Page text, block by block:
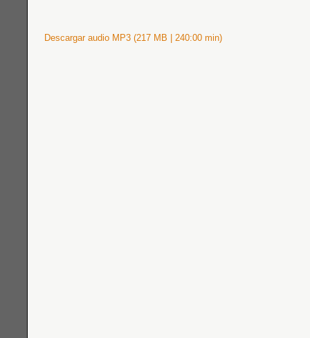
Descargar audio MP3 (217 MB | 240:00 min)